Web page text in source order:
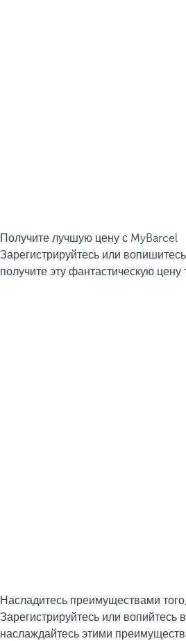
Получите лучшую цену с MyBarcel
Зарегистрируйтесь или
получите эту фантастическую цену
Насладитесь преимуществами
Зарегистрируйтесь или вопийтесь
наслаждайтесь этими